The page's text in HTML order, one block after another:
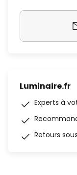
Luminaire.fr
Experts à
Retours